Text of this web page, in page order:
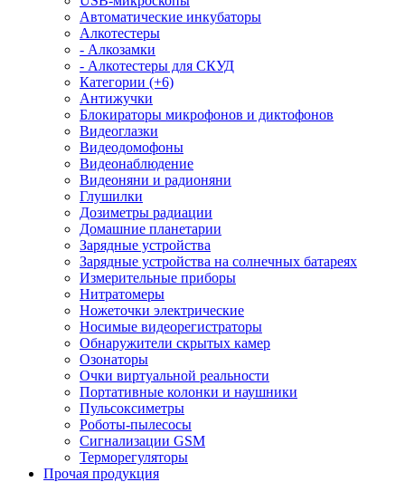
Автоматические инкубаторы
Алкотестеры
- Алкозамки
- Алкотестеры для СКУД
Категории (+6)
Антижучки
Блокираторы микрофонов и диктофонов
Видеоглазки
Видеодомофоны
Видеонаблюдение
Видеоняни и радионяни
Глушилки
Дозиметры радиации
Домашние планетарии
Зарядные устройства
Зарядные устройства на солнечных батареях
Измерительные приборы
Нитратомеры
Ножеточки электрические
Носимые видеорегистраторы
Обнаружители скрытых камер
Озонаторы
Очки виртуальной реальности
Портативные колонки и наушники
Пульсоксиметры
Роботы-пылесосы
Сигнализации GSM
Терморегуляторы
Прочая продукция